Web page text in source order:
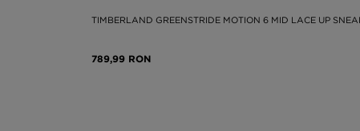
TIMBERLAND GREENSTRIDE MOTION 6 MID LACE UP
789,99 RON